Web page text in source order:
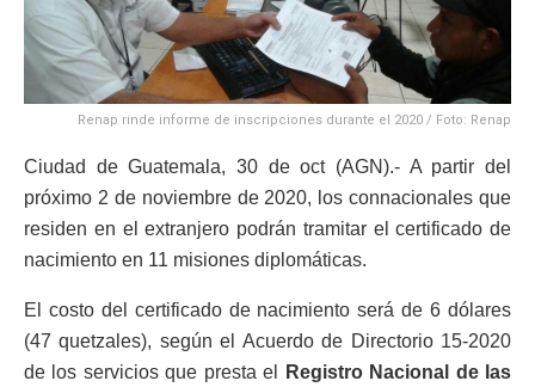
Renap rinde informe de inscripciones durante el 2020 / Foto: Renap
Ciudad de Guatemala, 30 de oct (AGN).- A partir del
próximo 2 de noviembre de 2020, los connacionales que
residen en el extranjero podrán tramitar el certificado de
nacimiento en 11 misiones diplomáticas.
El costo del certificado de nacimiento será de 6 dólares
(47 quetzales), según el Acuerdo de Directorio 15-2020
de los servicios que presta el
Registro Nacional de las